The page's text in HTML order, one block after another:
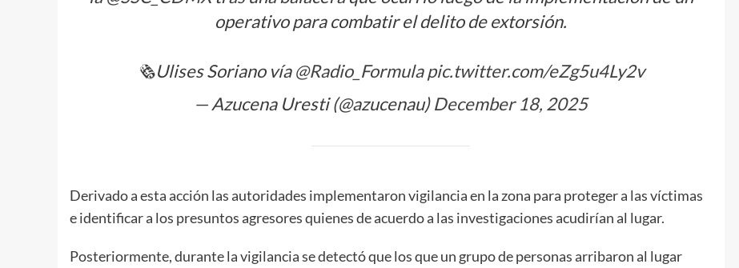
operativo para combatir el delito de extorsión.
🗞️Ulises Soriano vía@Radio_Formula pic.twitter.com/eZg5u4Ly2v
— Azucena Uresti (@azucenau)December 18, 2025
Derivado a esta acción las autoridades implementaron vigilancia en la zona para proteger a las víctimas
e identificar a los presuntos agresores quienes de acuerdo a las investigaciones acudirían al lugar.
Posteriormente, durante la vigilancia se detectó que los que un grupo de personas arribaron al lugar